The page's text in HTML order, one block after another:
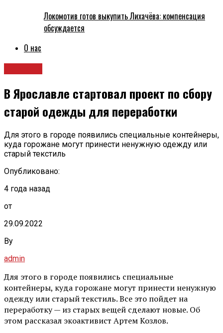
Локомотив готов выкупить Лихачёва: компенсация
обсуждается
О нас
В Ярославле стартовал проект по сбору
старой одежды для переработки
Для этого в городе появились специальные контейнеры,
куда горожане могут принести ненужную одежду или
старый текстиль
Опубликовано:
4 года назад
от
29.09.2022
By
admin
Для этого в городе появились специальные
контейнеры, куда горожане могут принести ненужную
одежду или старый текстиль. Все это пойдет на
переработку — из старых вещей сделают новые. Об
этом рассказал экоактивист Артем Козлов.